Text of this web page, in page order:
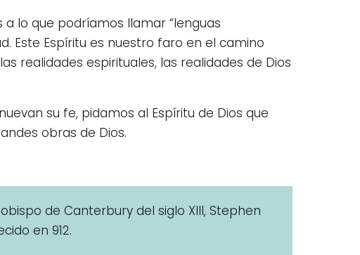
lo que podríamos llamar “lenguas
Este Espíritu es nuestro faro en el camino
realidades espirituales, las realidades de Dios
su fe, pidamos al Espíritu de Dios que
obras de Dios.
de Canterbury del siglo XIII, Stephen
en 912.